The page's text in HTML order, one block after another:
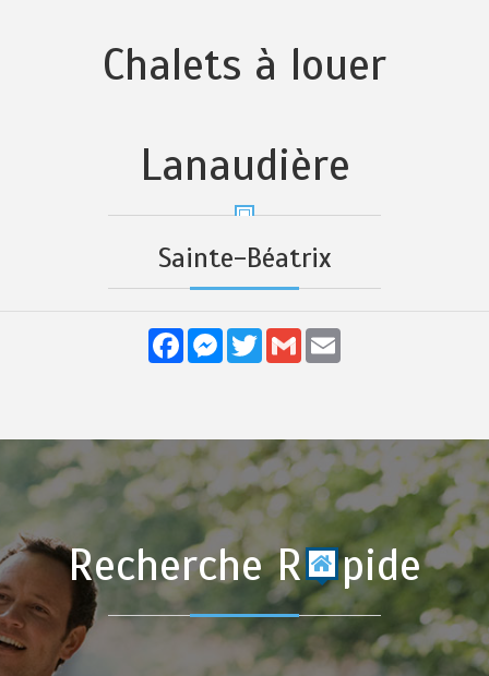
Chalets à louer
Lanaudière
Sainte-Béatrix
FacebookMessenger
TwitterGmail
Recherche R pide